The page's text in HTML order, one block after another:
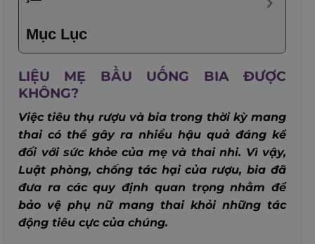
Mục Lục
LIỆU MẸ BẦU UỐNG BIA ĐƯỢC
KHÔNG?
Việc tiêu thụ rượu và bia trong thời kỳ mang
thai có thể gây ra nhiều hậu quả đáng kể
đối với sức khỏe của mẹ và thai nhi. Vì vậy,
Luật phòng, chống tác hại của rượu, bia đã
đưa ra các quy định quan trọng nhằm để
bảo vệ phụ nữ mang thai khỏi những tác
động tiêu cực của chúng.